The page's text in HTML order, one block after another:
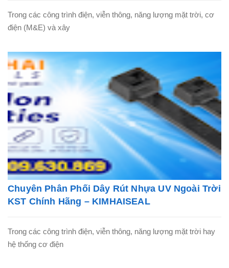
Trong các công trình điện, viễn thông, năng lượng mặt trời, cơ
điện (M&E) và xây
Chuyên Phân Phối Dây Rút Nhựa UV Ngoài Trời
KST Chính Hãng – KIMHAISEAL
Trong các công trình điện, viễn thông, năng lượng mặt trời hay
hệ thống cơ điện